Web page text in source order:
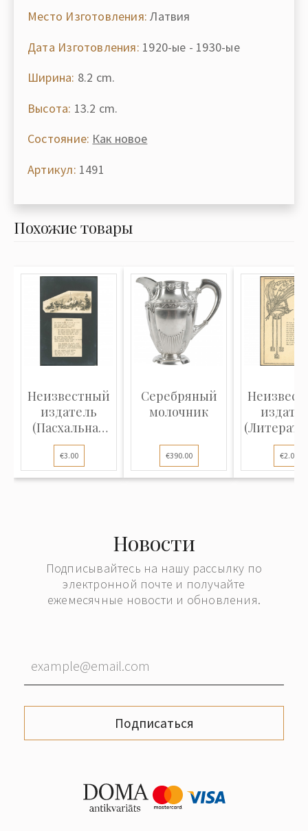
Место Изготовления: Латвия
Дата Изготовления: 1920-ые - 1930-ые
Ширина: 8.2 cm.
Высота: 13.2 cm.
Состояние: Как новое
Артикул: 1491
Похожие товары
Неизвестный
издатель
(Пасхальная
открытка): З...
€3.00
Серебряный
молочник
€390.00 €2.00
Новости
Подписывайтесь на нашу рассылку по
электронной почте и получайте
ежемесячные новости и обновления.
Подписаться